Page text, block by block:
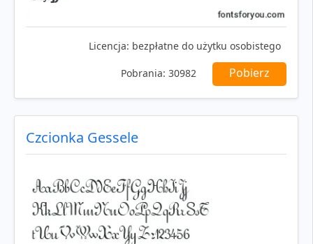
Licencja: bezpłatne do użytku osobistego
Pobrania: 30982 Pobierz
Czcionka Gessele